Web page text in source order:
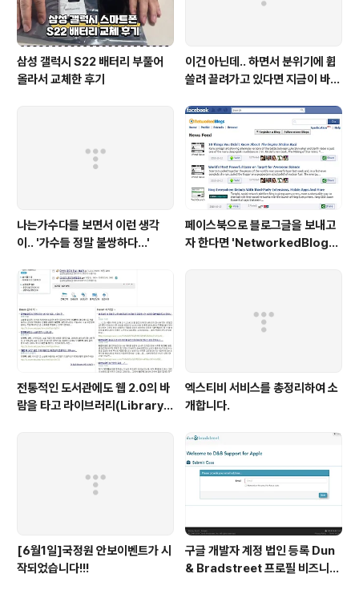
삼성 갤럭시 S22 배터리 부풀어
올라서 교체한 후기
이건 아닌데.. 하면서 분위기에 휩
쓸려 끌려가고 있다면 지금이 바로
나는가수다를 보면서 이런 생각
이.. '가수들 정말 불쌍하다...'
페이스북으로 블로그글을 보내고
자 한다면 'NetworkedBlogs'
전통적인 도서관에도 웹 2.0의 바
람을 타고 라이브러리(Library)
엑스티비 서비스를 총정리하여 소
개합니다.
[6월1일]국정원 안보이벤트가 시
작되었습니다!!!
구글 개발자 계정 법인 등록 Dun
& Bradstreet 프로필 비즈니스